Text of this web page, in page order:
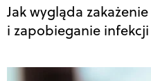
Jak wygląda
i zapobieganie